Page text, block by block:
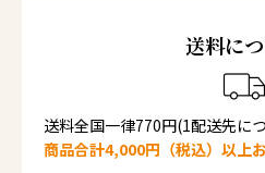
送料に
送料全国一律770円(1配送先に
商品合計4,000円（税込）以上